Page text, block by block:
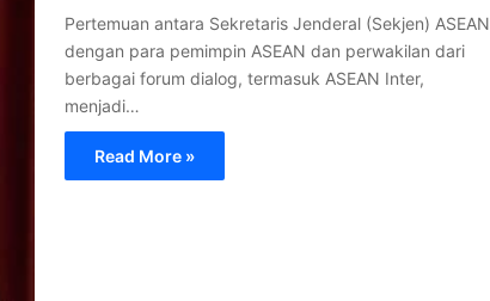
Pertemuan antara Sekretaris Jenderal (Sekjen) ASEAN
dengan para pemimpin ASEAN dan perwakilan dari
berbagai forum dialog, termasuk ASEAN Inter,
menjadi…
Read More »